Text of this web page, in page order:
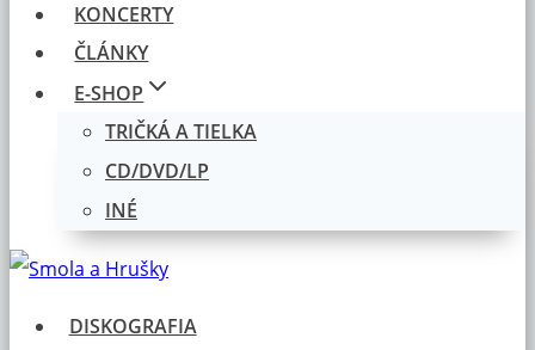
KONCERTY
ČLÁNKY
E-SHOP
TRIČKÁ A TIELKA
CD/DVD/LP
INÉ
DISKOGRAFIA